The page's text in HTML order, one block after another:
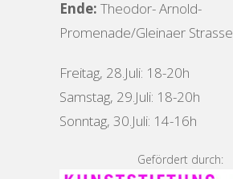
Ende: Theodor- Arnold-
Promenade/Gleinaer Strasse
Freitag, 28.Juli: 18-20h
Samstag, 29.Juli: 18-20h
Sonntag, 30.Juli: 14-16h
Gefördert durch: